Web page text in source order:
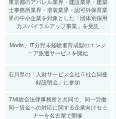
東京都のアパレル業界・建設業界・建築
士事務所業界・塗装業界・認可外保育業
界の中小企業を対象とした「団体別採用
力スパイラルアップ事業」を受託
Modis、IT分野未経験者育成型のエンジ
ニア派遣サービスを開始
石川県の「人財サービス会社５社合同登
録説明会」に参加
TMI総合法律事務所と共同で、同一労働
同一賃金への対応に関する企業向けセミ
ナーを名古屋で開催